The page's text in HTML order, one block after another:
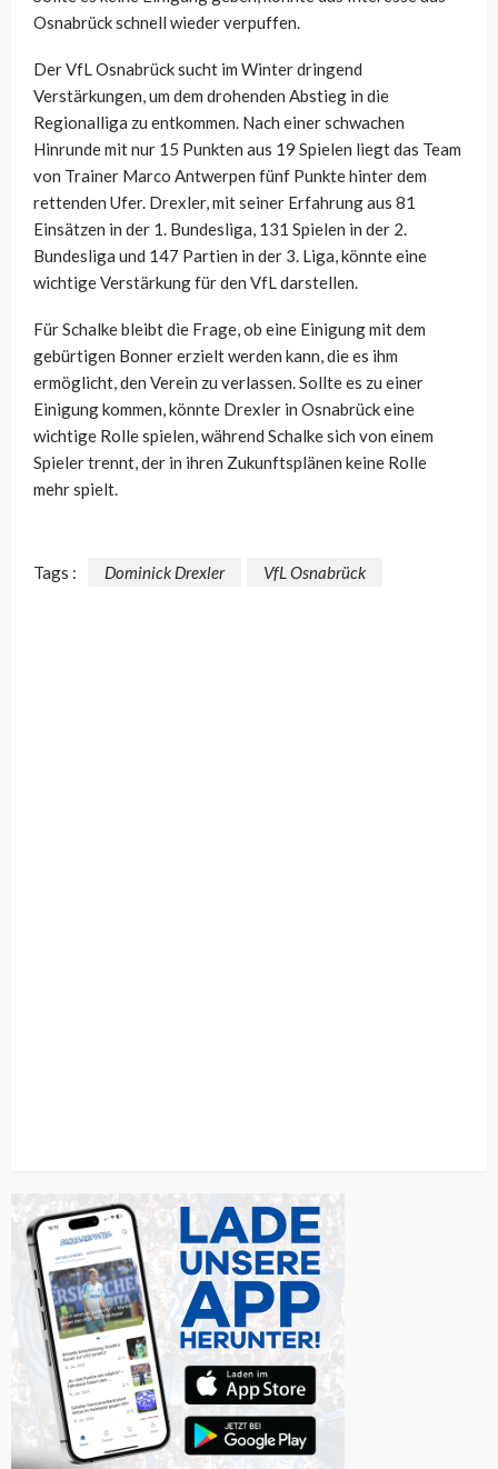
Osnabrück schnell wieder verpuffen.
Der VfL Osnabrück sucht im Winter dringend
Verstärkungen, um dem drohenden Abstieg in die
Regionalliga zu entkommen. Nach einer schwachen
Hinrunde mit nur 15 Punkten aus 19 Spielen liegt das Team
von Trainer Marco Antwerpen fünf Punkte hinter dem
rettenden Ufer. Drexler, mit seiner Erfahrung aus 81
Einsätzen in der 1. Bundesliga, 131 Spielen in der 2.
Bundesliga und 147 Partien in der 3. Liga, könnte eine
wichtige Verstärkung für den VfL darstellen.
Für Schalke bleibt die Frage, ob eine Einigung mit dem
gebürtigen Bonner erzielt werden kann, die es ihm
ermöglicht, den Verein zu verlassen. Sollte es zu einer
Einigung kommen, könnte Drexler in Osnabrück eine
wichtige Rolle spielen, während Schalke sich von einem
Spieler trennt, der in ihren Zukunftsplänen keine Rolle
mehr spielt.
Tags : Dominick Drexler VfL Osnabrück